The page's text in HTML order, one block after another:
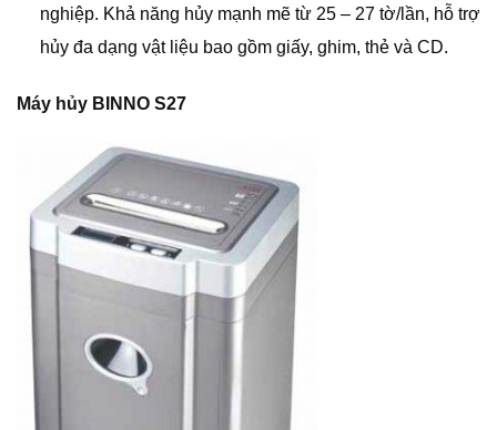
nghiệp. Khả năng hủy mạnh mẽ từ 25 – 27 tờ/lần, hỗ trợ
hủy đa dạng vật liệu bao gồm giấy, ghim, thẻ và CD.
Máy hủy BINNO S27